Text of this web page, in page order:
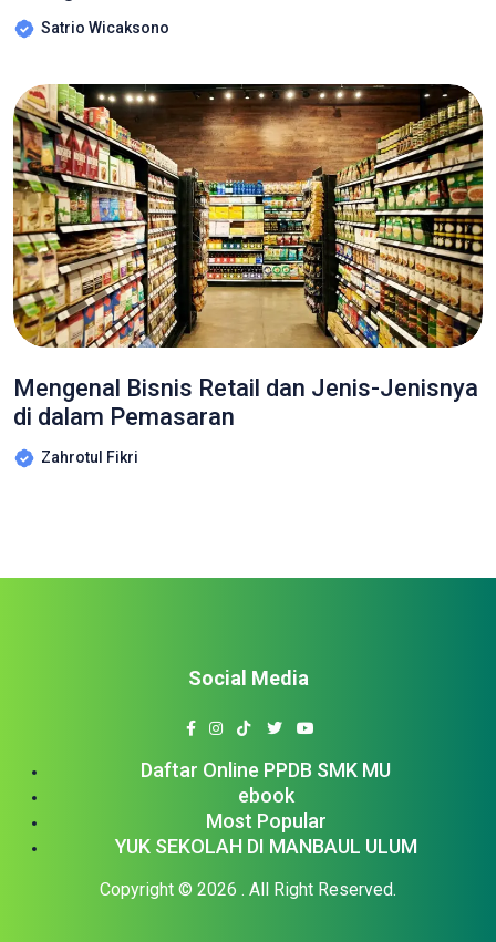
Satrio Wicaksono
Mengenal Bisnis Retail dan Jenis-Jenisnya
di dalam Pemasaran
Zahrotul Fikri
Daftar Online PPDB SMK MU
ebook
Most Popular
YUK SEKOLAH DI MANBAUL ULUM
Copyright © 2026 . All Right Reserved.
Social Media